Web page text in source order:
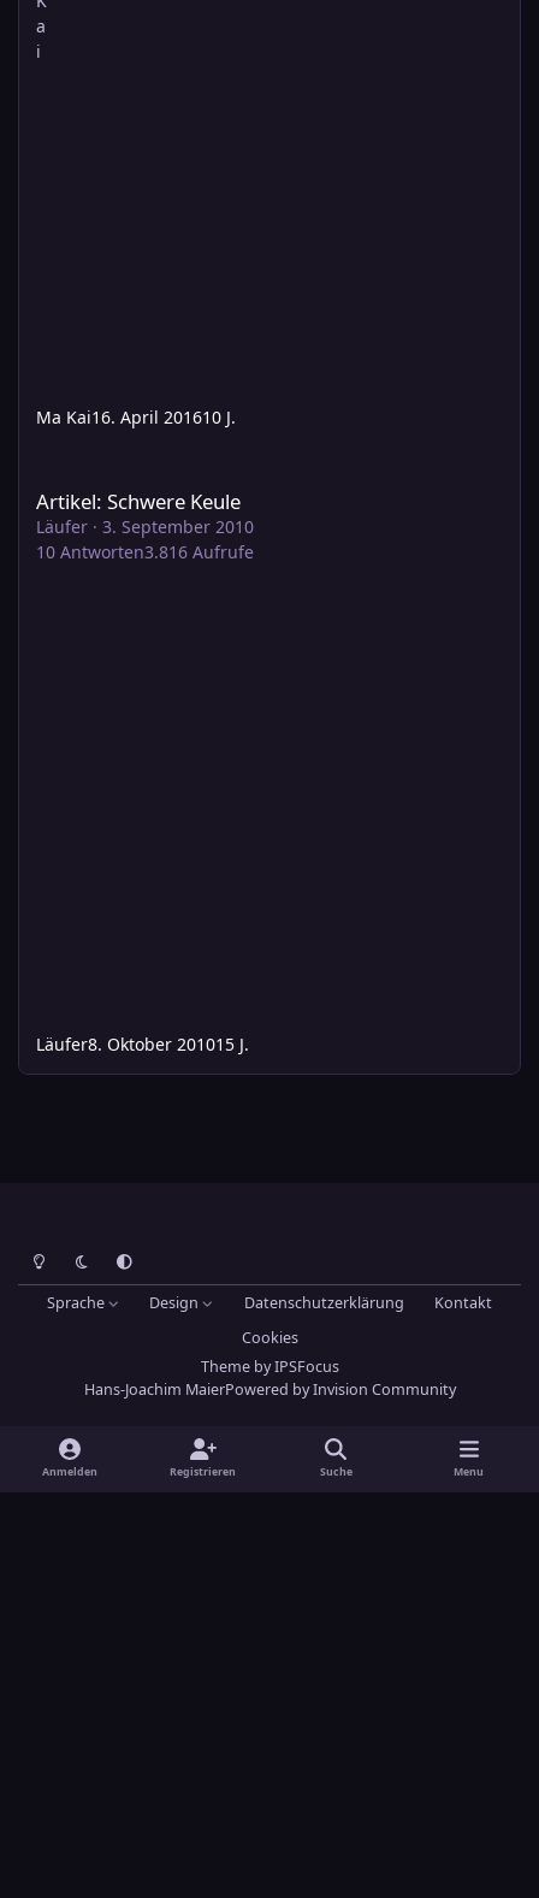
Ma Kai16. April 201610 J.
Artikel: Schwere Keule
Läufer · 3. September 2010
10 Antworten3.816 Aufrufe
Läufer8. Oktober 201015 J.
Heller ModusDunkler ModusSystemeinstellung
Sprache Design Datenschutzerklärung
Kontakt
Cookies
ThemebyIPSFocus
Hans-Joachim MaierPowered byInvision Community
Anmelden Registrieren Suche Menu